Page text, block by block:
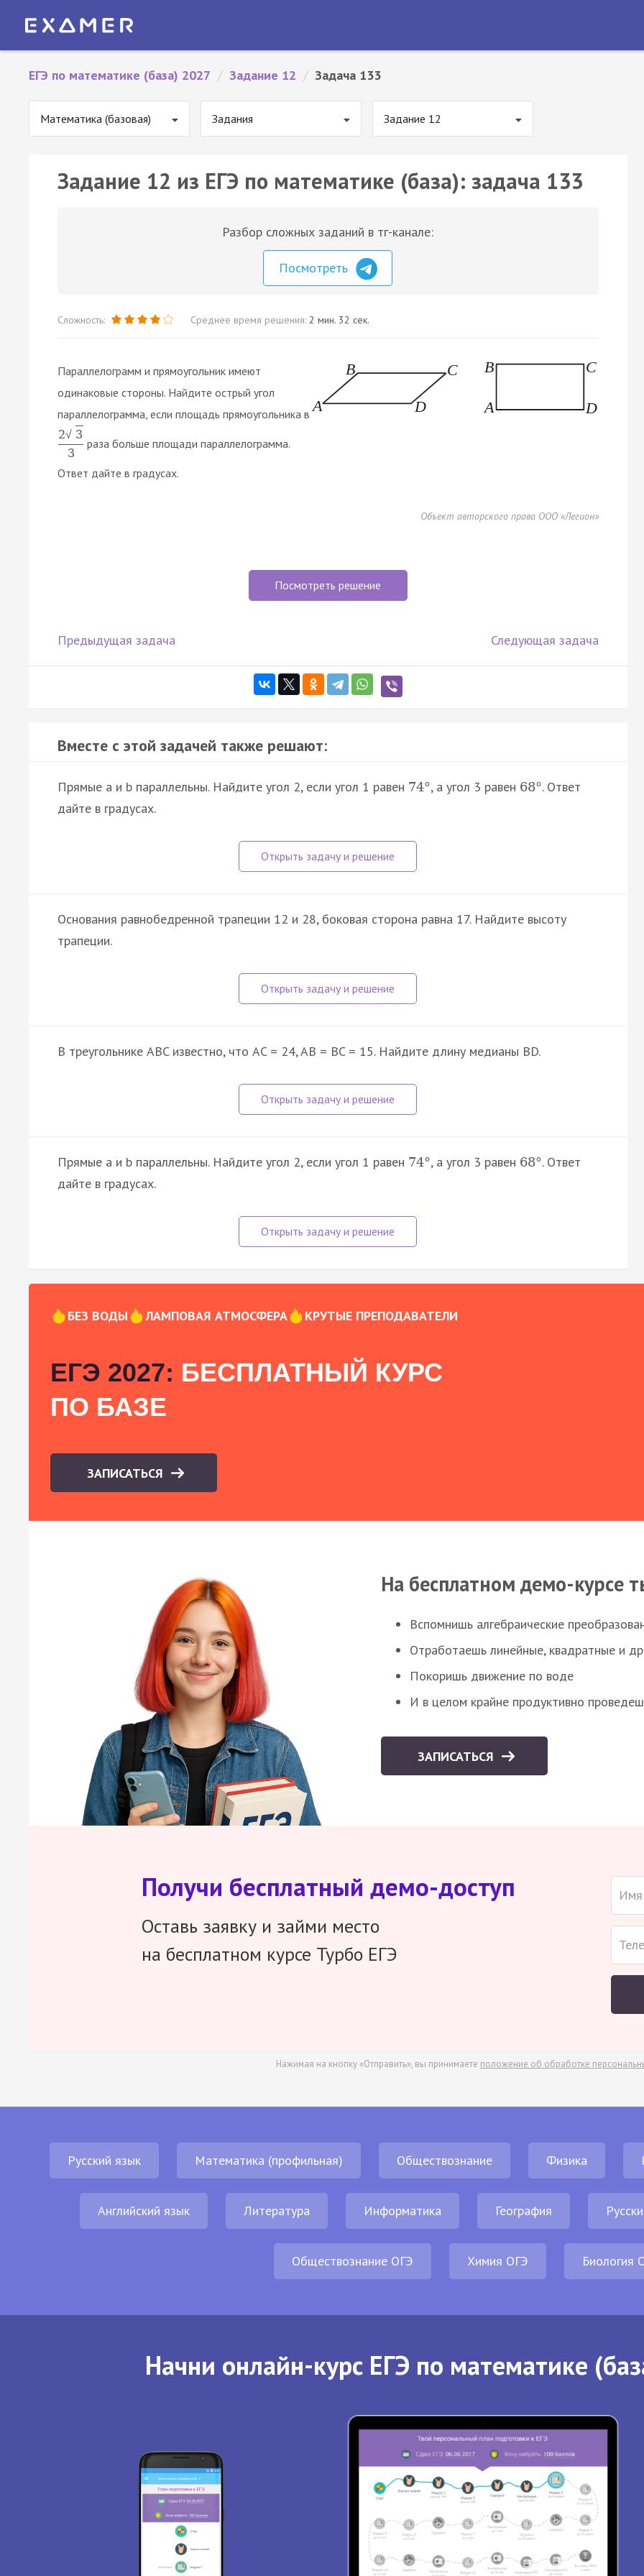
ЕГЭ по математике (база) 2027 / Задание 12 / Задача 133
Математика (базовая) Задания Задание 12
Задание 12 из ЕГЭ по математике (база): задача 133
Разбор сложных заданий в тг-канале:
Посмотреть
Сложность: Среднее время решения: 2 мин. 32 сек.
Параллелограмм и прямоугольник имеют
одинаковые стороны. Найдите острый угол
параллелограмма, если площадь прямоугольника в
2√ 3
3
раза больше площади параллелограмма.
Ответ дайте в градусах.
Объект авторского права ООО «Легион»
Посмотреть решение
Предыдущая задача Следующая задача
Вместе с этой задачей также решают:
Прямые a и b параллельны. Найдите угол 2, если угол 1 равен 74°, а угол 3 равен 68°. Ответ
дайте в градусах.
Основания равнобедренной трапеции 12 и 28, боковая сторона равна 17. Найдите высоту
трапеции.
В треугольнике ABC известно, что AC = 24, AB = BC = 15. Найдите длину медианы BD.
Прямые a и b параллельны. Найдите угол 2, если угол 1 равен 74°, а угол 3 равен 68°. Ответ
дайте в градусах.
БЕЗ ВОДЫ ЛАМПОВАЯ АТМОСФЕРА КРУТЫЕ ПРЕПОДАВАТЕЛИ
ЕГЭ 2027: БЕСПЛАТНЫЙ КУРС
ПО БАЗЕ
ЗАПИСАТЬСЯ
На бесплатном демо-курсе
Вспомнишь алгебраические
Отработаешь линейные, квадратные и
Покоришь движение по воде
И в целом крайне продуктивно
ЗАПИСАТЬСЯ
Получи бесплатный демо-доступ
Оставь заявку и займи место
на бесплатном курсе Турбо ЕГЭ
Нажимая на кнопку «Отправить», вы принимаете положение об обработке
Русский язык Математика (профильная) Обществознание Физика
Английский язык Литература Информатика География
Обществознание ОГЭ Химия ОГЭ Биология
Начни онлайн-курс ЕГЭ по математике